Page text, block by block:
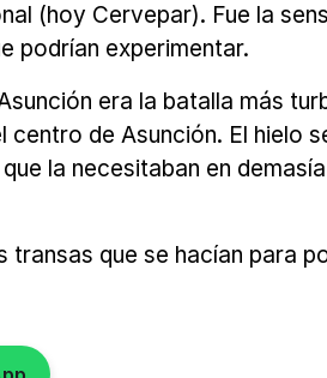
(hoy Cervepar). Fue la
podrían experimentar.
era la batalla más
de Asunción. El hielo
la necesitaban en
transas que se hacían para